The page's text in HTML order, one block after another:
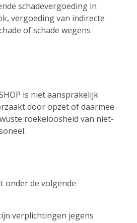
schadevergoeding in
vergoeding van indirecte
of schade wegens
is niet aansprakelijk
door opzet of daarmee
roekeloosheid van niet-
onder de volgende
verplichtingen jegens